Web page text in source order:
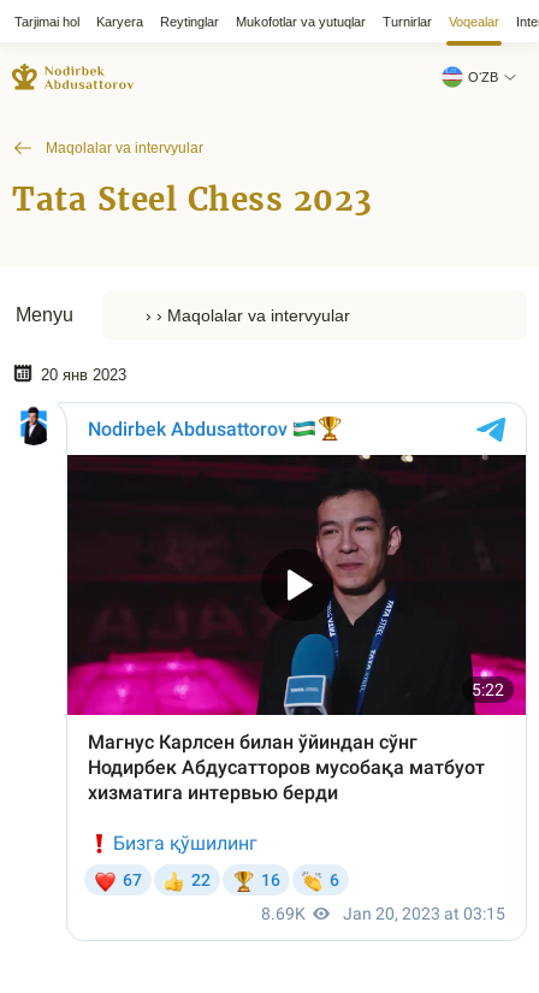
Tarjimai hol Karyera Reytinglar Mukofotlar va yutuqlar Turnirlar Voqealar
OʻZB
Maqolalar va intervyular
Tata Steel Chess 2023
Menyu
20 янв 2023